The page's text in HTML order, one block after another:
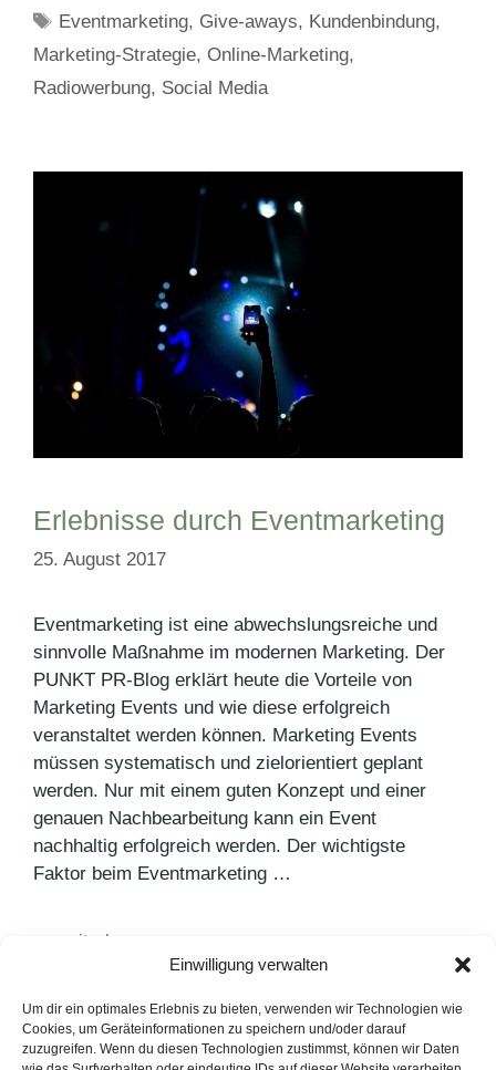
Einwilligung verwalten
Um dir ein optimales Erlebnis zu bieten, verwenden wir Technologien wie
Cookies, um Geräteinformationen zu speichern und/oder darauf
zuzugreifen. Wenn du diesen Technologien zustimmst, können wir Daten
Schlagwörter
Eventmarketing, Give-aways, Kundenbindung,
Marketing-Strategie, Online-Marketing,
Radiowerbung, Social Media
Erlebnisse durch Eventmarketing
25. August 2017
Eventmarketing ist eine abwechslungsreiche und
sinnvolle Maßnahme im modernen Marketing. Der
PUNKT PR-Blog erklärt heute die Vorteile von
Marketing Events und wie diese erfolgreich
veranstaltet werden können. Marketing Events
müssen systematisch und zielorientiert geplant
werden. Nur mit einem guten Konzept und einer
genauen Nachbearbeitung kann ein Event
nachhaltig erfolgreich werden. Der wichtigste
Faktor beim Eventmarketing …
weiterlesen >
Kategorien
PR Blog
Schlagwörter
Content, Eventmarketing,Marketing